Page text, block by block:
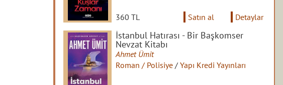
360 TL Satın al Detaylar
İstanbul Hatırası - Bir Başkomser
Nevzat Kitabı
Ahmet Ümit
Roman / Polisiye /Yapı Kredi Yayınları